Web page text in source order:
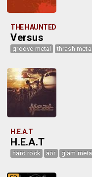
THE HAUNTED
Versus
groove metal thrash metal
H.E.A.T
H.E.A.T
hard rock aor glam metal